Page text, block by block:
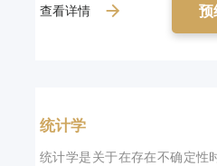
查看详情 预
统计学
统计学是关于在存在不确定性